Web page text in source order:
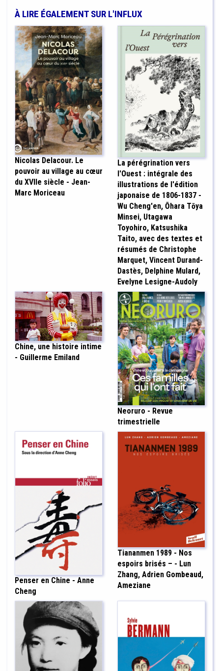
À LIRE ÉGALEMENT SUR L'INFLUX
Nicolas Delacour. Le
pouvoir au village au cœur
du XVIIe siècle - Jean-
Marc Moriceau
La pérégrination vers
l'Ouest : intégrale des
illustrations de l'édition
japonaise de 1806-1837 -
Wu Cheng'en, Ōhara Tōya
Minsei, Utagawa
Toyohiro, Katsushika
Taito, avec des textes et
résumés de Christophe
Marquet, Vincent Durand-
Dastès, Delphine Mulard,
Evelyne Lesigne-Audoly
Chine, une histoire intime
- Guillerme Emiland
Neoruro - Revue
trimestrielle
Penser en Chine - Anne
Cheng
Tiananmen 1989 - Nos
espoirs brisés – - Lun
Zhang, Adrien Gombeaud,
Ameziane